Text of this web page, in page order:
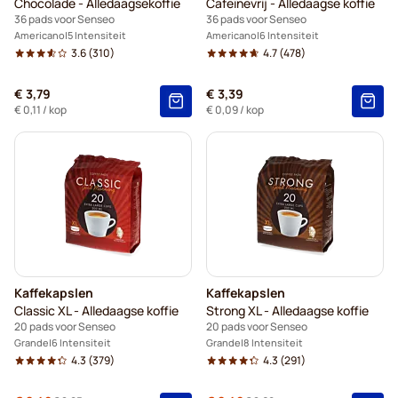
36 pads voor Senseo
Americano 5 Intensiteit
3.6(310)
€ 3,79
€ 0,11 / kop
36 pads voor Senseo
Americano 6 Intensiteit
4.7(478)
€ 3,39
€ 0,09/ kop
Kaffekapslen
Classic XL - Alledaagse koffie
20 pads voor Senseo
Grande 6 Intensiteit
4.3 (379)
Kaffekapslen
Strong XL - Alledaagse koffie
20 pads voor Senseo
Grande 8 Intensiteit
4.3 (291)